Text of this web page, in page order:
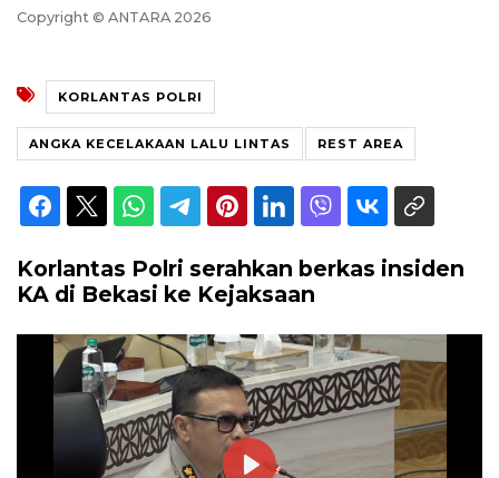
Copyright © ANTARA 2026
KORLANTAS POLRI
ANGKA KECELAKAAN LALU LINTAS REST AREA
Korlantas Polri serahkan berkas insiden
KA di Bekasi ke Kejaksaan